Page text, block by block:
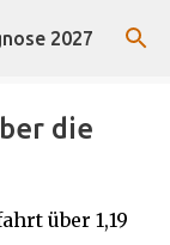
2027
die
über 1,19